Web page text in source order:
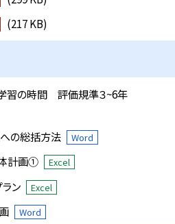
(217 KB)
の時間 評価規準３~6年
の総括方法 Word
計画① Excel
ン Excel
Word